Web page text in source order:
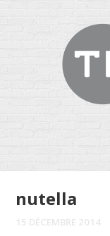
nutella
15 DÉCEMBRE 2014